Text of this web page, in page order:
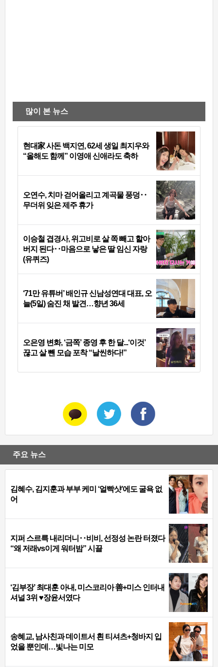
많이 본 뉴스
현대家 사돈 백지연, 62세 생일 최지우와
“올해도 함께” 이영애 신애라도 축하
오연수, 치마 걷어올리고 계곡물 풍덩‥
무더위 잊은 제주 휴가
이승철 겹경사, 위고비로 살 쪽 빼고 할아
버지 된다‥마음으로 낳은 딸 임신 자랑
(유퀴즈)
‘71만 유튜버’ 배인규 신남성연대 대표, 오
늘(5일) 숨진 채 발견…향년 36세
오은영 변화, ‘금쪽’ 종영 후 한 달...‘이것’
끊고 살 뺀 모습 포착 “날씬하다!”
주요 뉴스
김혜수, 김지훈과 부부 케미 ‘얼빡샷’에도 굴욕 없
어
지퍼 스르륵 내리더니‥비비, 선정성 논란 터졌다
“왜 저래vs이게 워터밤” 시끌
‘김부장’ 최대훈 아내, 미스코리아 善+미스 인터내
셔널 3위 ♥장윤서였다
송혜교, 남사친과 데이트서 흰 티셔츠+청바지 입
었을 뿐인데…빛나는 미모